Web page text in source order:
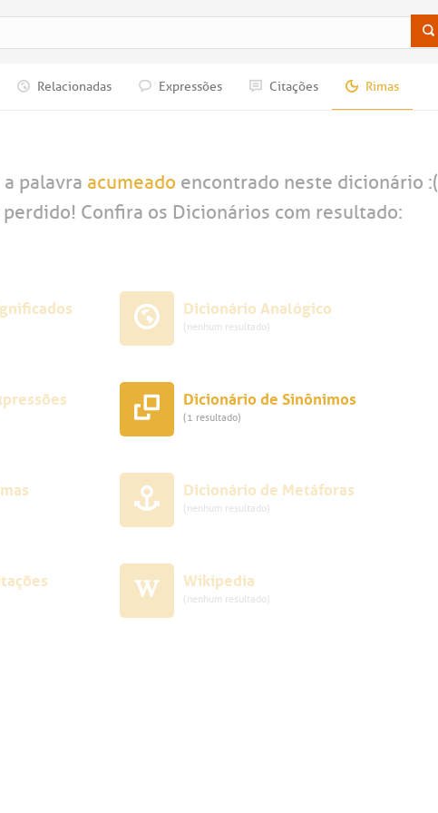
Relacionadas Expressões Citações Rimas
palavra acumeado encontrado neste dicionário :(
Confira os Dicionários com resultado:
Dicionário Analógico
(nenhum resultado)
Dicionário de Sinônimos
(1 resultado)
Dicionário de Metáforas
(nenhum resultado)
Wikipedia
(nenhum resultado)